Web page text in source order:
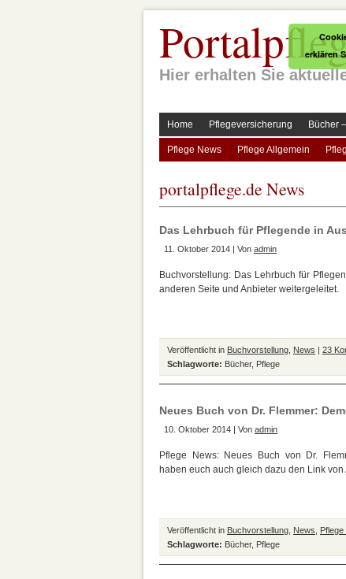
Hier erhalten Sie
Home Pflegeversicherung Bücher
Pflege News Pflege Allgemein
portalpflege.de News
Das Lehrbuch für Pflegende in
11. Oktober 2014 | Von admin
Buchvorstellung: Das Lehrbuch für
anderen Seite und Anbieter weitergeleitet.
Veröffentlicht in Buchvorstellung News | 23
Schlagworte: Bücher, Pflege
Neues Buch von Dr. Flemmer:
10. Oktober 2014 | Von admin
Pflege News: Neues Buch von Dr.
haben euch auch gleich dazu den Link
Veröffentlicht in Buchvorstellung News Pflege
Schlagworte: Bücher, Pflege
erklären